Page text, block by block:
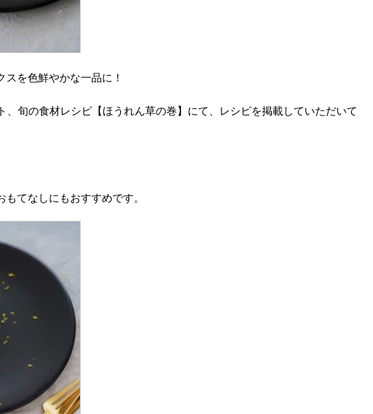
を色鮮やかな一品に！
、旬の食材レシピ【ほうれん草の巻】にて、レシピを掲載していただいて
てなしにもおすすめです。